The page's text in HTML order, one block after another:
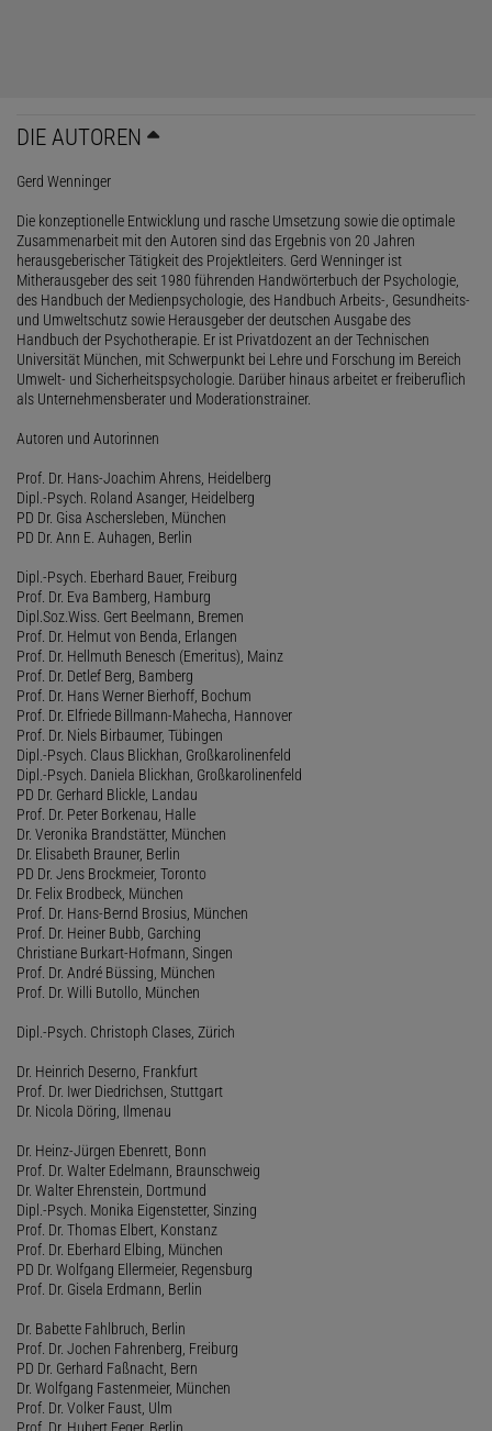
DIE AUTOREN
Gerd Wenninger
Die konzeptionelle Entwicklung und rasche Umsetzung sowie die optimale
Zusammenarbeit mit den Autoren sind das Ergebnis von 20 Jahren
herausgeberischer Tätigkeit des Projektleiters. Gerd Wenninger ist
Mitherausgeber des seit 1980 führenden Handwörterbuch der Psychologie,
des Handbuch der Medienpsychologie, des Handbuch Arbeits-, Gesundheits-
und Umweltschutz sowie Herausgeber der deutschen Ausgabe des
Handbuch der Psychotherapie. Er ist Privatdozent an der Technischen
Universität München, mit Schwerpunkt bei Lehre und Forschung im Bereich
Umwelt- und Sicherheitspsychologie. Darüber hinaus arbeitet er freiberuflich
als Unternehmensberater und Moderationstrainer.
Autoren und Autorinnen
Prof. Dr. Hans-Joachim Ahrens, Heidelberg
Dipl.-Psych. Roland Asanger, Heidelberg
PD Dr. Gisa Aschersleben, München
PD Dr. Ann E. Auhagen, Berlin
Dipl.-Psych. Eberhard Bauer, Freiburg
Prof. Dr. Eva Bamberg, Hamburg
Dipl.Soz.Wiss. Gert Beelmann, Bremen
Prof. Dr. Helmut von Benda, Erlangen
Prof. Dr. Hellmuth Benesch (Emeritus), Mainz
Prof. Dr. Detlef Berg, Bamberg
Prof. Dr. Hans Werner Bierhoff, Bochum
Prof. Dr. Elfriede Billmann-Mahecha, Hannover
Prof. Dr. Niels Birbaumer, Tübingen
Dipl.-Psych. Claus Blickhan, Großkarolinenfeld
Dipl.-Psych. Daniela Blickhan, Großkarolinenfeld
PD Dr. Gerhard Blickle, Landau
Prof. Dr. Peter Borkenau, Halle
Dr. Veronika Brandstätter, München
Dr. Elisabeth Brauner, Berlin
PD Dr. Jens Brockmeier, Toronto
Dr. Felix Brodbeck, München
Prof. Dr. Hans-Bernd Brosius, München
Prof. Dr. Heiner Bubb, Garching
Christiane Burkart-Hofmann, Singen
Prof. Dr. André Büssing, München
Prof. Dr. Willi Butollo, München
Dipl.-Psych. Christoph Clases, Zürich
Dr. Heinrich Deserno, Frankfurt
Prof. Dr. Iwer Diedrichsen, Stuttgart
Dr. Nicola Döring, Ilmenau
Dr. Heinz-Jürgen Ebenrett, Bonn
Prof. Dr. Walter Edelmann, Braunschweig
Dr. Walter Ehrenstein, Dortmund
Dipl.-Psych. Monika Eigenstetter, Sinzing
Prof. Dr. Thomas Elbert, Konstanz
Prof. Dr. Eberhard Elbing, München
PD Dr. Wolfgang Ellermeier, Regensburg
Prof. Dr. Gisela Erdmann, Berlin
Dr. Babette Fahlbruch, Berlin
Prof. Dr. Jochen Fahrenberg, Freiburg
PD Dr. Gerhard Faßnacht, Bern
Dr. Wolfgang Fastenmeier, München
Prof. Dr. Volker Faust, Ulm
Prof. Dr. Hubert Feger, Berlin